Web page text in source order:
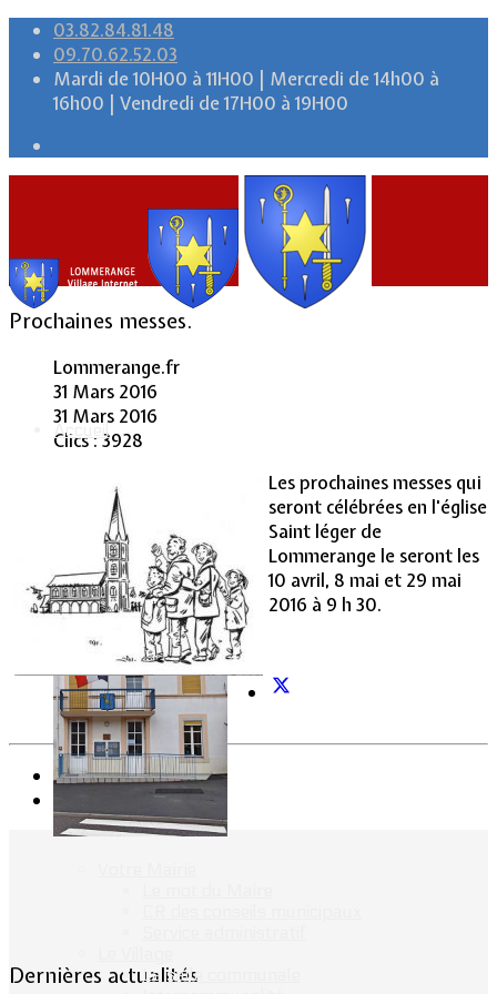
03.82.84.81.48
09.70.62.52.03
Mardi de 10H00 à 11H00 | Mercredi de 14h00 à
16h00 | Vendredi de 17H00 à 19H00
Accueil
Vie Municipale
La salle communale
Prochaines messes.
Lommerange.fr
31 Mars 2016
31 Mars 2016
Clics : 3928
Les prochaines messes qui
seront célébrées en l'église
Saint léger de
Lommerange le seront les
10 avril, 8 mai et 29 mai
2016 à 9 h 30.
Précédent
Dernières actualités